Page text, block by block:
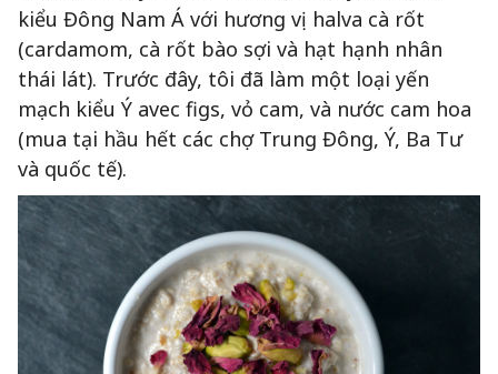
kiểu Đông Nam Á với hương vị halva cà rốt
(cardamom, cà rốt bào sợi và hạt hạnh nhân
thái lát). Trước đây, tôi đã làm một loại yến
mạch kiểu Ý avec figs, vỏ cam, và nước cam hoa
(mua tại hầu hết các chợ Trung Đông, Ý, Ba Tư
và quốc tế).